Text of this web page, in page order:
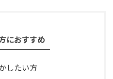
におすすめ
したい方